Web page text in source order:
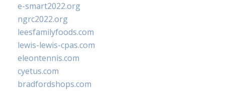
e-smart2022.org
ngrc2022.org
leesfamilyfoods.com
lewis-lewis-cpas.com
eleontennis.com
cyetus.com
bradfordshops.com